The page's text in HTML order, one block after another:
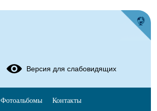
Версия для слабовидящих
Фотоальбомы Контакты